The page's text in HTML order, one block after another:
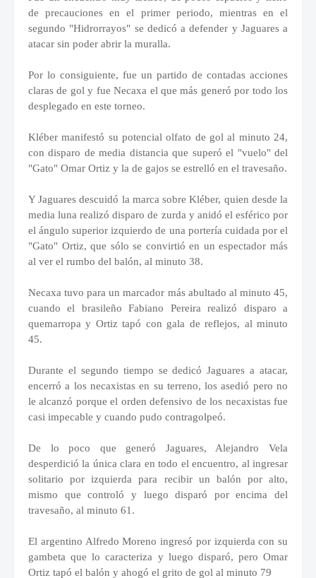
de precauciones en el primer periodo, mientras en el
segundo "Hidrorrayos" se dedicó a defender y Jaguares a
atacar sin poder abrir la muralla.
Por lo consiguiente, fue un partido de contadas acciones
claras de gol y fue Necaxa el que más generó por todo los
desplegado en este torneo.
Kléber manifestó su potencial olfato de gol al minuto 24,
con disparo de media distancia que superó el "vuelo" del
"Gato" Omar Ortiz y la de gajos se estrelló en el travesaño.
Y Jaguares descuidó la marca sobre Kléber, quien desde la
media luna realizó disparo de zurda y anidó el esférico por
el ángulo superior izquierdo de una portería cuidada por el
"Gato" Ortiz, que sólo se convirtió en un espectador más
al ver el rumbo del balón, al minuto 38.
Necaxa tuvo para un marcador más abultado al minuto 45,
cuando el brasileño Fabiano Pereira realizó disparo a
quemarropa y Ortiz tapó con gala de reflejos, al minuto
45.
Durante el segundo tiempo se dedicó Jaguares a atacar,
encerró a los necaxistas en su terreno, los asedió pero no
le alcanzó porque el orden defensivo de los necaxistas fue
casi impecable y cuando pudo contragolpeó.
De lo poco que generó Jaguares, Alejandro Vela
desperdició la única clara en todo el encuentro, al ingresar
solitario por izquierda para recibir un balón por alto,
mismo que controló y luego disparó por encima del
travesaño, al minuto 61.
El argentino Alfredo Moreno ingresó por izquierda con su
gambeta que lo caracteriza y luego disparó, pero Omar
Ortiz tapó el balón y ahogó el grito de gol al minuto 79